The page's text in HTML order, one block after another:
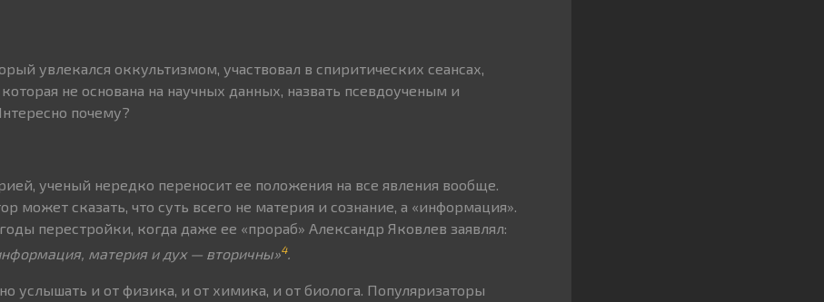
увлекался оккультизмом, участвовал в спиритических сеансах,
не основана на научных данных, назвать псевдоученым и
почему?
ученый нередко переносит ее положения на все явления вообще.
может сказать, что суть всего не материя и сознание, а «информация».
перестройки, когда даже ее «прораб» Александр Яковлев заявлял:
материя и дух — вторичны»4.
услышать и от физика, и от химика, и от биолога. Популяризаторы